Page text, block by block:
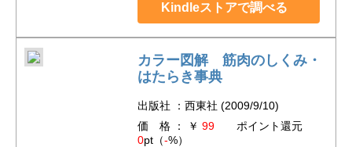
Kindleストアで調べる
カラー図解 筋肉のしくみ・
はたらき事典
出版社 ：西東社 (2009/9/10)
価 格 ： ￥ 99ポイント還元
0pt（-%）